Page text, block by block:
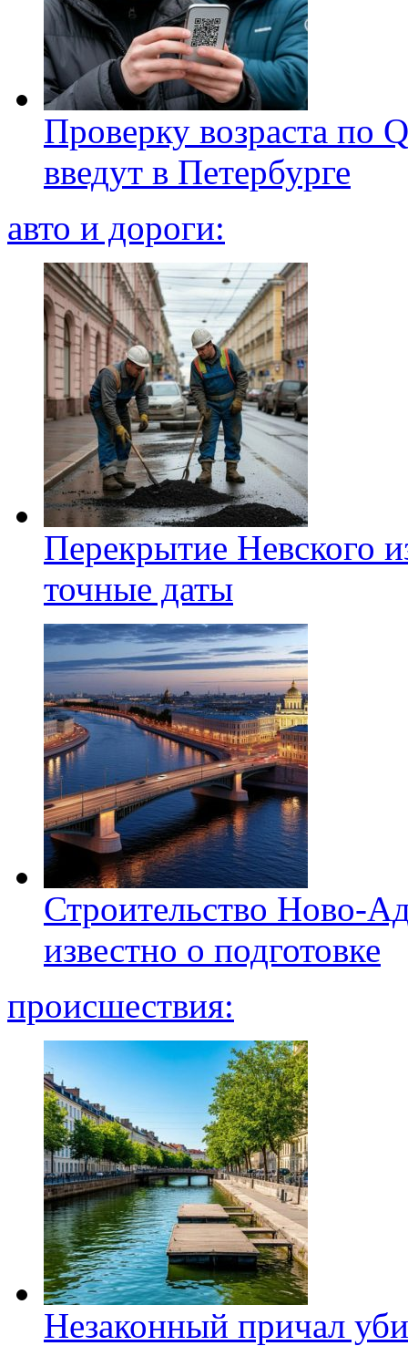
Проверку возраста по
введут в Петербурге
авто и дороги:
Перекрытие Невского
точные даты
Строительство Ново-
известно о подготовке
происшествия:
Незаконный причал